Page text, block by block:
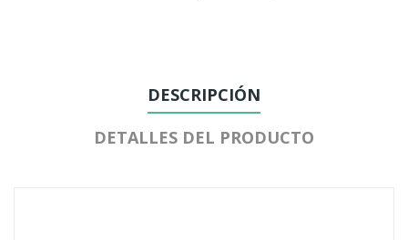
DESCRIPCIÓN
DETALLES DEL PRODUCTO